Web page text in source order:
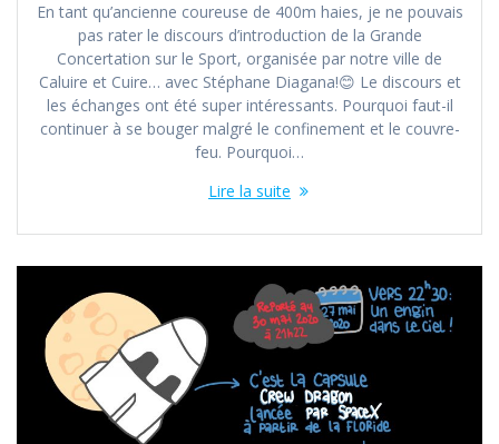
En tant qu’ancienne coureuse de 400m haies, je ne pouvais
pas rater le discours d’introduction de la Grande
Concertation sur le Sport, organisée par notre ville de
Caluire et Cuire… avec Stéphane Diagana!😊 Le discours et
les échanges ont été super intéressants. Pourquoi faut-il
continuer à se bouger malgré le confinement et le couvre-
feu. Pourquoi…
Lire la suite